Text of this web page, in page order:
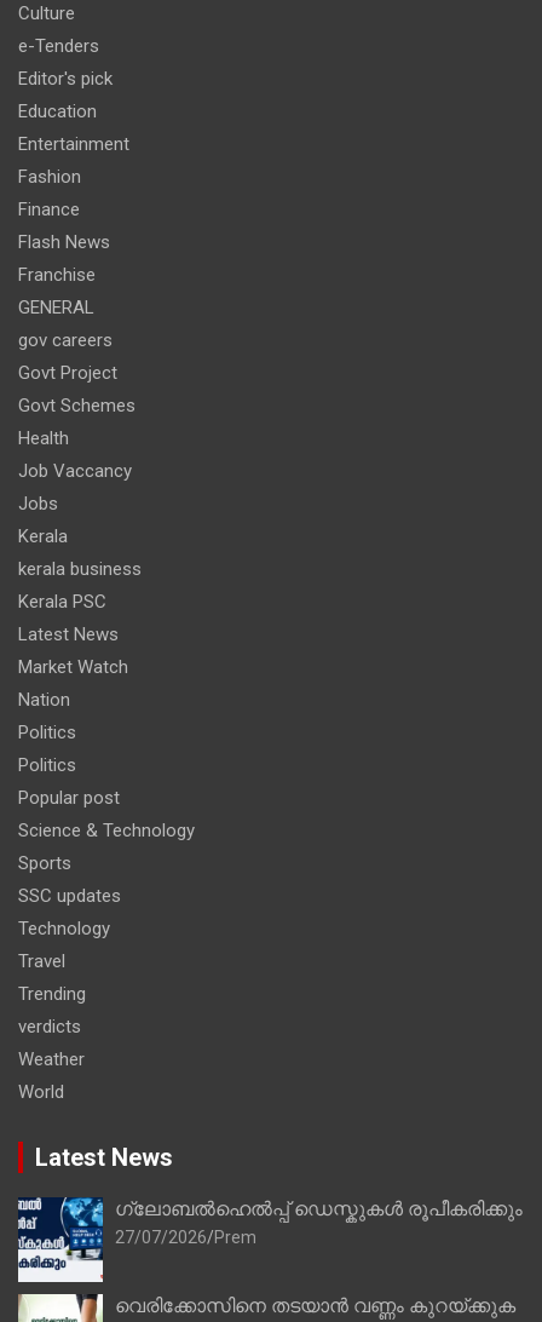
Culture
e-Tenders
Editor's pick
Education
Entertainment
Fashion
Finance
Flash News
Franchise
GENERAL
gov careers
Govt Project
Govt Schemes
Health
Job Vaccancy
Jobs
Kerala
kerala business
Kerala PSC
Latest News
Market Watch
Nation
Politics
Politics
Popular post
Science & Technology
Sports
SSC updates
Technology
Travel
Trending
verdicts
Weather
World
Latest News
ഗ്ലോബൽഹെൽപ്പ് ഡെസ്കുകൾ രൂപീകരിക്കും
27/07/2026 Prem
വെരിക്കോസിനെ തടയാൻ വണ്ണം കുറയ്ക്കുക